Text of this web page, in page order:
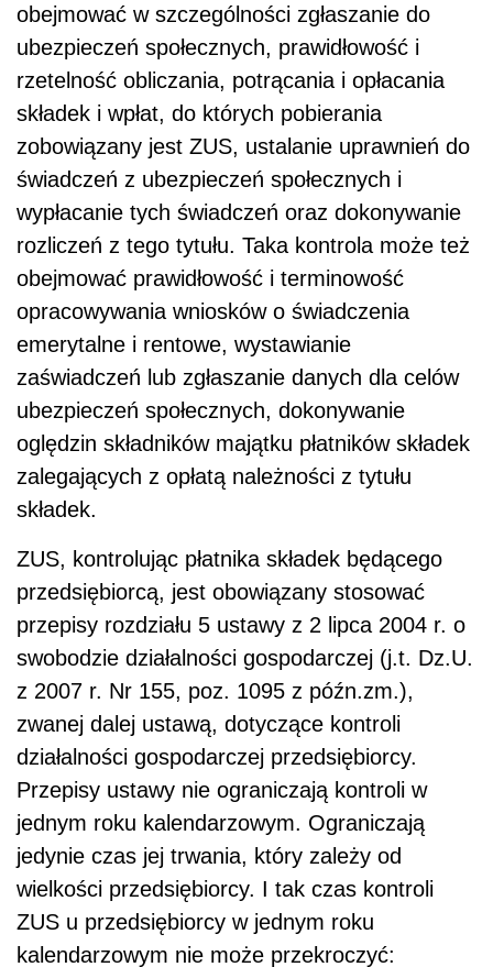
obejmować w szczególności zgłaszanie do
ubezpieczeń społecznych, prawidłowość i
rzetelność obliczania, potrącania i opłacania
składek i wpłat, do których pobierania
zobowiązany jest ZUS, ustalanie uprawnień do
świadczeń z ubezpieczeń społecznych i
wypłacanie tych świadczeń oraz dokonywanie
rozliczeń z tego tytułu. Taka kontrola może też
obejmować prawidłowość i terminowość
opracowywania wniosków o świadczenia
emerytalne i rentowe, wystawianie
zaświadczeń lub zgłaszanie danych dla celów
ubezpieczeń społecznych, dokonywanie
oględzin składników majątku płatników składek
zalegających z opłatą należności z tytułu
składek.
ZUS, kontrolując płatnika składek będącego
przedsiębiorcą, jest obowiązany stosować
przepisy rozdziału 5 ustawy z 2 lipca 2004 r. o
swobodzie działalności gospodarczej (j.t. Dz.U.
z 2007 r. Nr 155, poz. 1095 z późn.zm.),
zwanej dalej ustawą, dotyczące kontroli
działalności gospodarczej przedsiębiorcy.
Przepisy ustawy nie ograniczają kontroli w
jednym roku kalendarzowym. Ograniczają
jedynie czas jej trwania, który zależy od
wielkości przedsiębiorcy. I tak czas kontroli
ZUS u przedsiębiorcy w jednym roku
kalendarzowym nie może przekroczyć: